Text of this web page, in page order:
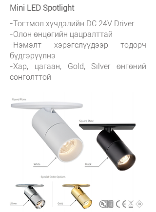
Mini LED Spotlight
-Тогтмол хүчдэлийн DC 24V Driver
-Олон өнцөгийн цацралттай
-Нэмэлт хэрэгслүүдээр тодорч
бүдгэрүүлнэ
-Хар, цагаан, Gold, Silver өнгөний
сонголттой